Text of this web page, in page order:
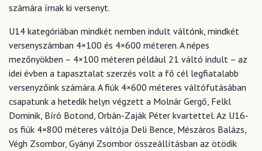
számára írnak ki versenyt.
U14 kategóriában mindkét nemben indult váltónk, mindkét
versenyszámban 4×100 és 4×600 méteren. A népes
mezőnyökben – 4×100 méteren például 21 váltó indult – az
idei évben a tapasztalat szerzés volt a fő cél legfiatalabb
versenyzőink számára. A fiúk 4×600 méteres váltófutásában
csapatunk a hetedik helyn végzett a Molnár Gergő, Felkl
Dominik, Bíró Botond, Orbán-Zaják Péter kvartettel. Az U16-
os fiúk 4×800 méteres váltója Deli Bence, Mészáros Balázs,
Végh Zsombor, Gyányi Zsombor összeállításban az ötödik